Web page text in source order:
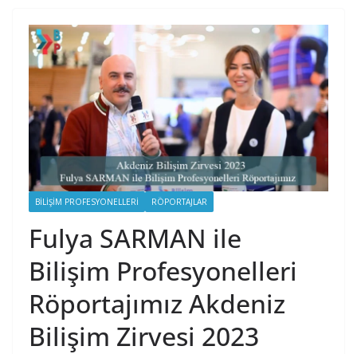
BILIŞIM PROFESYONELLERI RÖPORTAJLAR
Fulya SARMAN ile
Bilişim Profesyonelleri
Röportajımız Akdeniz
Bilişim Zirvesi 2023